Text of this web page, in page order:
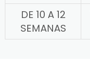
DE 10 A 12
SEMANAS